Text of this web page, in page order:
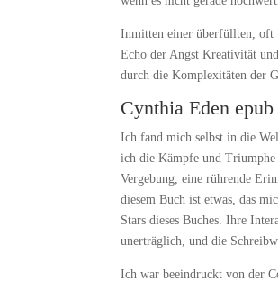
Inmitten einer überfüllten, oft
Echo der Angst Kreativität
durch die Komplexitäten der
Cynthia Eden epub
Ich fand mich selbst in die
ich die Kämpfe und Triumphe
Vergebung, eine rührende
diesem Buch ist etwas, das
Stars dieses Buches. Ihre
unerträglich, und die
Ich war beeindruckt von der